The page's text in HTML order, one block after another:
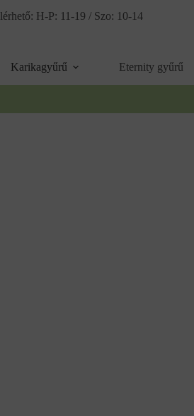
H-P: 11-19 / Szo: 10-14
Karikagyűrű Eternity gyűrű